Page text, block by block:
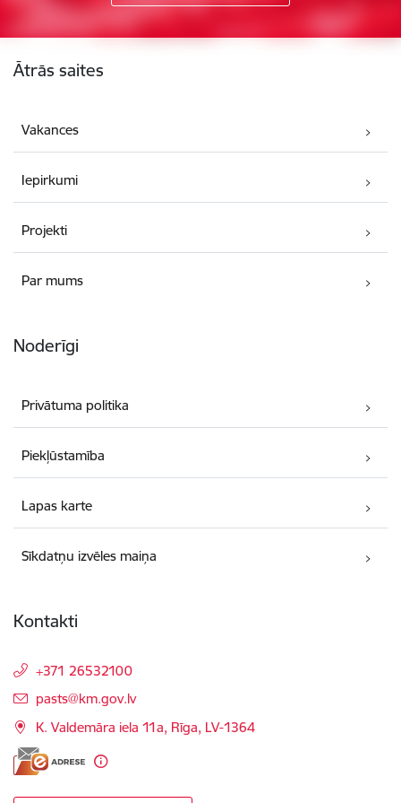
Ātrās saites
Vakances
Iepirkumi
Projekti
Par mums
Noderīgi
Privātuma politika
Piekļūstamība
Lapas karte
Sīkdatņu izvēles maiņa
Kontakti
+371 26532100
E-pasts:
pasts@km.gov.lv
K. Valdemāra iela 11a, Rīga, LV-1364